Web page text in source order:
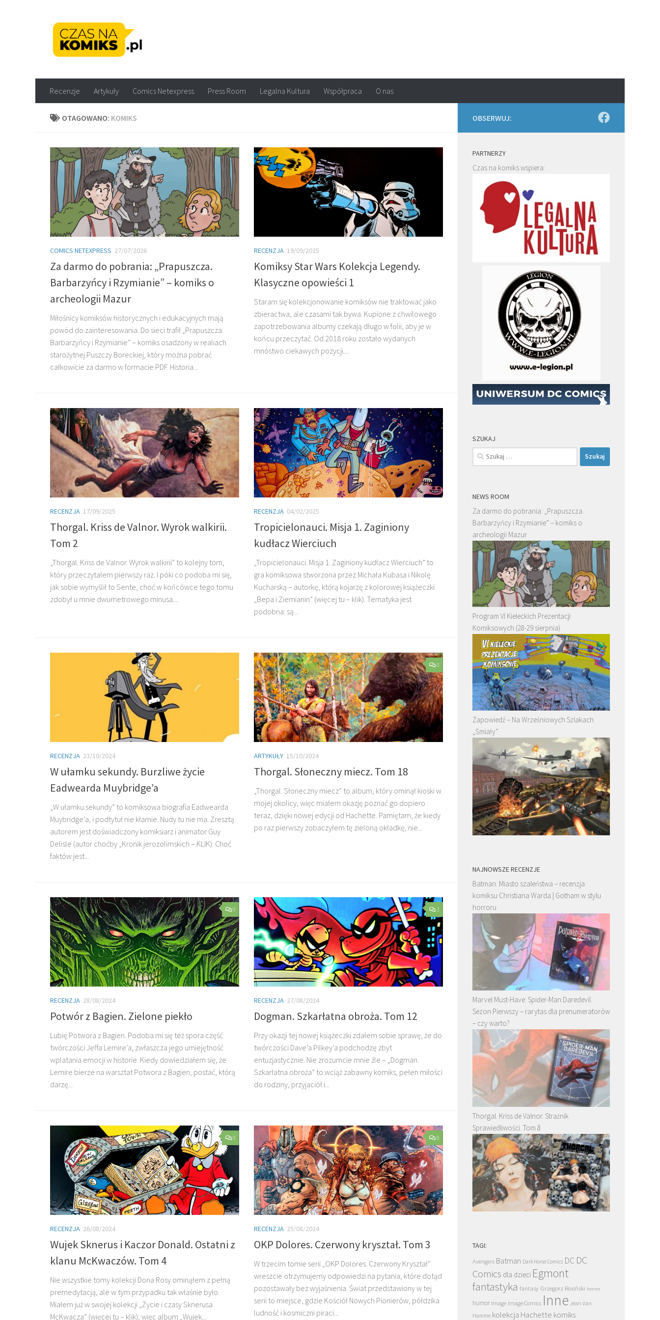
Recenzje Artykuły Comics Netexpress Press Room Legalna Kultura Współpraca O nas
OTAGOWANO: KOMIKS
COMICS NETEXPRESS 27/07/2026
Za darmo do pobrania: „Prapuszcza.
Barbarzyńcy i Rzymianie” – komiks o
archeologii Mazur
Miłośnicy komiksów historycznych i edukacyjnych mają
powód do zainteresowania. Do sieci trafił „Prapuszcza.
Barbarzyńcy i Rzymianie” – komiks osadzony w realiach
starożytnej Puszczy Boreckiej, który można pobrać
całkowicie za darmo w formacie PDF. Historia...
RECENZJA 19/09/2025
Komiksy Star Wars Kolekcja Legendy.
Klasyczne opowieści 1
Staram się kolekcjonowanie komiksów nie traktować jako
zbieractwa, ale czasami tak bywa. Kupione z chwilowego
zapotrzebowania albumy czekają długo w folii, aby je w
końcu przeczytać. Od 2018 roku zostało wydanych
mnóstwo ciekawych pozycji....
RECENZJA 17/09/2025
Thorgal. Kriss de Valnor. Wyrok walkirii.
Tom 2
„Thorgal. Kriss de Valnor. Wyrok walkirii” to kolejny tom,
który przeczytałem pierwszy raz. I póki co podoba mi się,
jak sobie wymyślił to Sente, choć w końcówce tego tomu
zdobył u mnie dwumetrowego minusa....
RECENZJA 04/02/2025
Tropicielonauci. Misja 1. Zaginiony
kudłacz Wierciuch
„Tropicielonauci. Misja 1. Zaginiony kudłacz Wierciuch” to
gra komiksowa stworzona przez Michała Kubasa i Nikolę
Kucharską – autorkę, którą kojarzę z kolorowej książeczki
„Bepa i Ziemianin” (więcej tu – klik). Tematyka jest
podobna: są...
RECENZJA 23/10/2024
W ułamku sekundy. Burzliwe życie
Eadwearda Muybridge’a
„W ułamku sekundy” to komiksowa biografia Eadwearda
Muybridge’a, i podtytuł nie kłamie. Nudy tu nie ma. Zresztą
autorem jest doświadczony komiksiarz i animator Guy
Delisle (autor choćby „Kronik jerozolimskich – KLIK). Choć
faktów jest...
0
ARTYKUŁY 15/10/2024
Thorgal. Słoneczny miecz. Tom 18
„Thorgal. Słoneczny miecz” to album, który ominął kioski w
mojej okolicy, więc miałem okazję poznać go dopiero
teraz, dzięki nowej edycji od Hachette. Pamiętam, że kiedy
po raz pierwszy zobaczyłem tę zieloną okładkę, nie...
0
RECENZJA 28/08/2024
Potwór z Bagien. Zielone piekło
Lubię Potwora z Bagien. Podoba mi się też spora część
twórczości Jeffa Lemire’a, zwłaszcza jego umiejętność
wplatania emocji w historie. Kiedy dowiedziałem się, że
Lemire bierze na warsztat Potwora z Bagien, postać, którą
darzę...
1
RECENZJA 27/08/2024
Dogman. Szkarłatna obroża. Tom 12
Przy okazji tej nowej książeczki zdałem sobie sprawę, że do
twórczości Dave’a Pilkey’a podchodzę zbyt
entuzjastycznie. Nie zrozumcie mnie źle – „Dogman.
Szkarłatna obroża” to wciąż zabawny komiks, pełen miłości
do rodziny, przyjaciół i...
0
RECENZJA 26/08/2024
Wujek Sknerus i Kaczor Donald. Ostatni z
klanu McKwaczów. Tom 4
Nie wszystkie tomy kolekcji Dona Rosy ominąłem z pełną
premedytacją, ale w tym przypadku tak właśnie było.
Miałem już w swojej kolekcji „Życie i czasy Sknerusa
McKwacza” (więcej tu – klik), więc album „Wujek...
0
RECENZJA 25/08/2024
OKP Dolores. Czerwony kryształ. Tom 3
W trzecim tomie serii „OKP Dolores. Czerwony Kryształ”
wreszcie otrzymujemy odpowiedzi na pytania, które dotąd
pozostawały bez wyjaśnienia. Świat przedstawiony w tej
serii to miejsce, gdzie Kościół Nowych Pionierów, półdzika
ludność i kosmiczni piraci...
OBSERWUJ:
PARTNERZY
Czas na komiks wspiera:
SZUKAJ
Szukaj:
NEWS ROOM
Za darmo do pobrania: „Prapuszcza.
Barbarzyńcy i Rzymianie” – komiks o
archeologii Mazur
Program VI Kieleckich Prezentacji
Komiksowych (28-29 sierpnia)
Zapowiedź – Na Wrześniowych Szlakach
„Śmiały”
NAJNOWSZE RECENZJE
Batman. Miasto szaleństwa – recenzja
komiksu Christiana Warda | Gotham w stylu
horroru
Marvel Must-Have: Spider-Man Daredevil.
Sezon Pierwszy – rarytas dla prenumeratorów
– czy warto?
Thorgal. Kriss de Valnor. Strażnik
Sprawiedliwości. Tom 8
TAGI:
Avengers Batman Dark Horse Comics DC DC
Comics dla dzieci Egmont
fantastyka fantasy Grzegorz Rosiński horror
humor Image Image Comics Inne Jean Van
Hamme kolekcja Hachette komiks